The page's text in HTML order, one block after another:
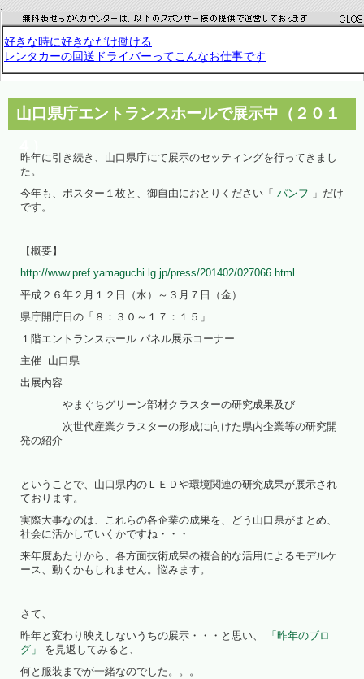
.
山口県庁エントランスホールで展示中（２０１
昨年に引き続き、山口県庁にて展示のセッティングを行ってきまし
た。
今年も、ポスター１枚と、御自由におとりください「 パンフ 」だけ
です。
【概要】
http://www.pref.yamaguchi.lg.jp/press/201402/027066.html
平成２６年２月１２日（水）～３月７日（金）
県庁開庁日の「８：３０～１７：１５」
１階エントランスホール パネル展示コーナー
主催 山口県
出展内容
やまぐちグリーン部材クラスターの研究成果及び
次世代産業クラスターの形成に向けた県内企業等の研究開
発の紹介
ということで、山口県内のＬＥＤや環境関連の研究成果が展示され
ております。
実際大事なのは、これらの各企業の成果を、どう山口県がまとめ、
社会に活かしていくかですね・・・
来年度あたりから、各方面技術成果の複合的な活用によるモデルケ
ース、動くかもしれません。悩みます。
さて、
昨年と変わり映えしないうちの展示・・・と思い、
「昨年のブロ
グ」 を見返してみると、
何と服装までが一緒なのでした。。。